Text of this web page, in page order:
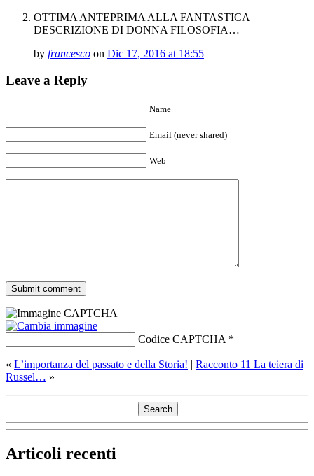
OTTIMA ANTEPRIMA ALLA FANTASTICA
DESCRIZIONE DI DONNA FILOSOFIA…
by francesco on Dic 17, 2016 at 18:55
Leave a Reply
Name
Email (never shared)
Web
Codice CAPTCHA *
« L’importanza del passato e della Storia! | Racconto 11 La teiera di
Russel… »
Articoli recenti